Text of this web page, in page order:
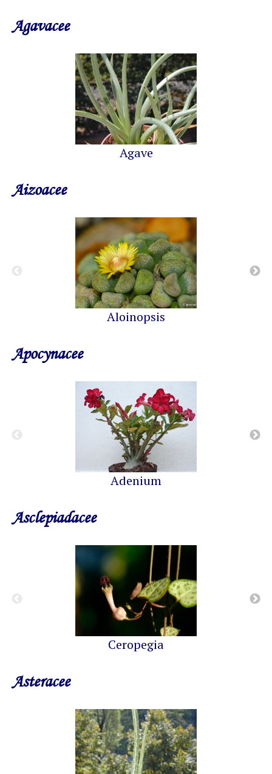
Agavacee
Agave
Aizoacee
Aloinopsis
Apocynacee
Adenium
Asclepiadacee
Ceropegia
Asteracee